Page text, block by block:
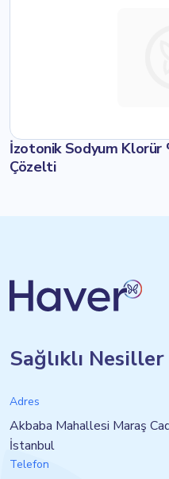
İzotonik Sodyum Klorür
Çözelti
Sağlıklı
Adres
Akbaba Mahallesi Maraş
İstanbul
Telefon